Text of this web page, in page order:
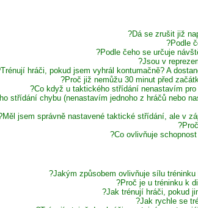
Dá se zrušit již
Podle
Podle čeho se určuje
Jsou v
Trénují hráči, pokud jsem vyhrál kontumačně? A
Proč již nemůžu 30 minut před
Co když u taktického střídání nenastavím pro
střídání chybu (nenastavím jednoho z hráčů nebo
Měl jsem správně nastavené taktické střídání, ale v
Co ovlivňuje schopnost
Jakým způsobem ovlivňuje sílu tréninku
Proč je u tréninku k
Jak trénují hráči, pokud
Jak rychle se